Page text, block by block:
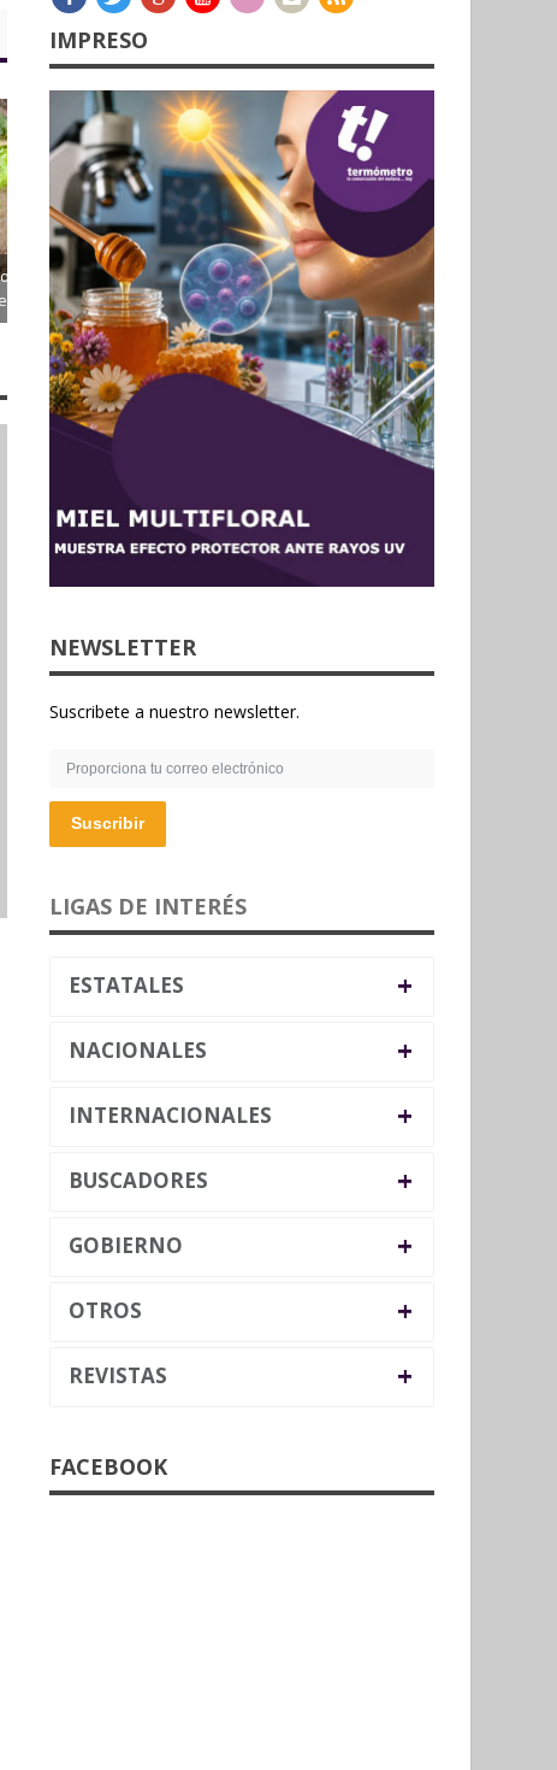
IMPRESO
NEWSLETTER
Suscribete a nuestro newsletter.
Suscribir
LIGAS DE INTERÉS
ESTATALES +
NACIONALES +
INTERNACIONALES +
BUSCADORES +
GOBIERNO +
OTROS +
REVISTAS +
FACEBOOK